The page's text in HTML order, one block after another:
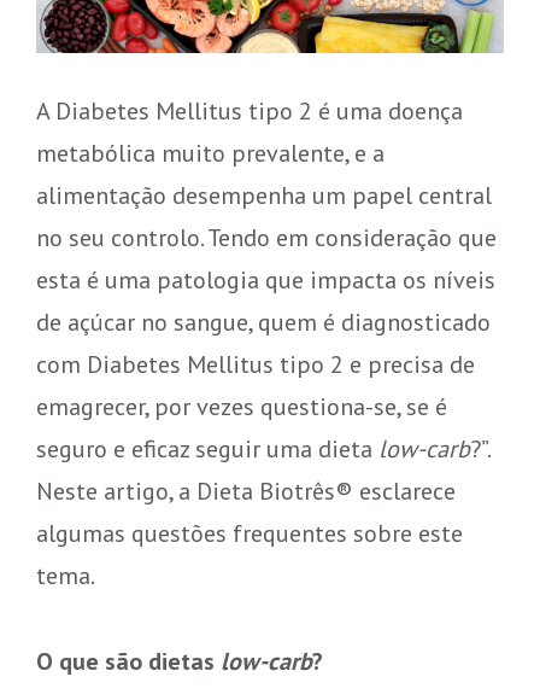
A Diabetes Mellitus tipo 2 é uma doença
metabólica muito prevalente, e a
alimentação desempenha um papel central
no seu controlo. Tendo em consideração que
esta é uma patologia que impacta os níveis
de açúcar no sangue, quem é diagnosticado
com Diabetes Mellitus tipo 2 e precisa de
emagrecer, por vezes questiona-se, se é
seguro e eficaz seguir uma dieta low-carb?”.
Neste artigo, a Dieta Biotrês® esclarece
algumas questões frequentes sobre este
tema.
O que são dietas low-carb?